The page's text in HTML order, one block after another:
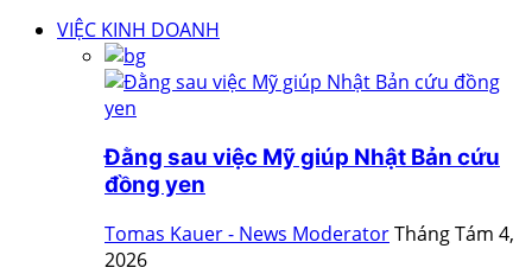
VIỆC KINH DOANH
Đằng sau việc Mỹ giúp Nhật Bản cứu
đồng yen
Tomas Kauer - News ModeratorTháng Tám 4,
2026